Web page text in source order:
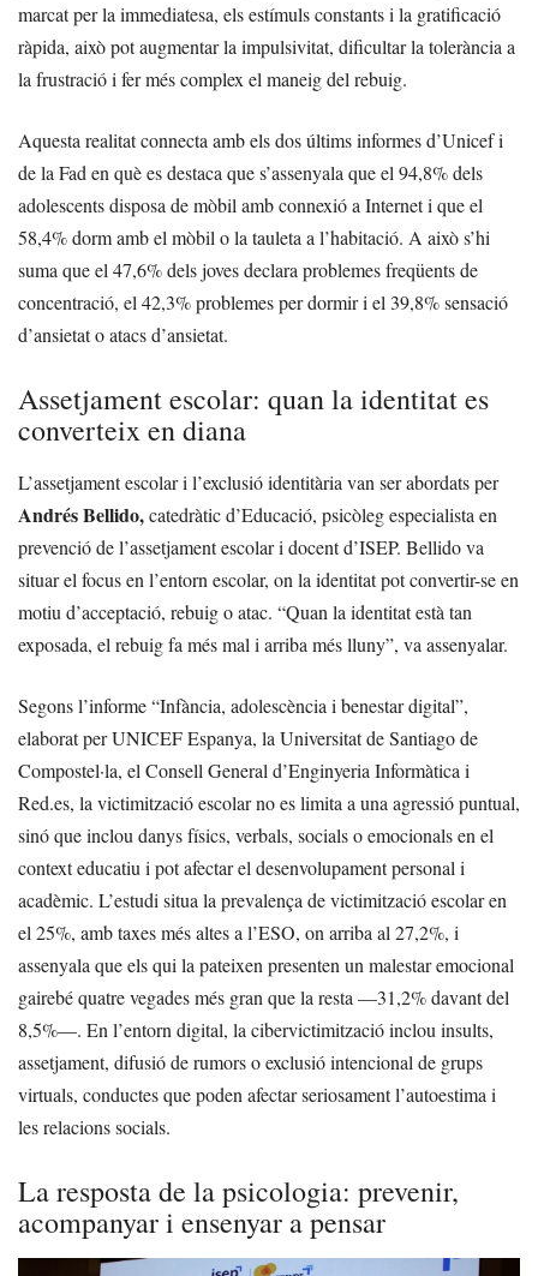
marcat per la immediatesa, els estímuls constants i la gratificació
ràpida, això pot augmentar la impulsivitat, dificultar la tolerància a
la frustració i fer més complex el maneig del rebuig.
Aquesta realitat connecta amb els dos últims informes d’Unicef i
de la Fad en què es destaca que s’assenyala que el 94,8% dels
adolescents disposa de mòbil amb connexió a Internet i que el
58,4% dorm amb el mòbil o la tauleta a l’habitació. A això s’hi
suma que el 47,6% dels joves declara problemes freqüents de
concentració, el 42,3% problemes per dormir i el 39,8% sensació
d’ansietat o atacs d’ansietat.
Assetjament escolar: quan la identitat es
converteix en diana
L’assetjament escolar i l’exclusió identitària van ser abordats per
Andrés Bellido,catedràtic d’Educació, psicòleg especialista en
prevenció de l’assetjament escolar i docent d’ISEP. Bellido va
situar el focus en l’entorn escolar, on la identitat pot convertir-se en
motiu d’acceptació, rebuig o atac. “Quan la identitat està tan
exposada, el rebuig fa més mal i arriba més lluny”, va assenyalar.
Segons l’informe “Infància, adolescència i benestar digital”,
elaborat per UNICEF Espanya, la Universitat de Santiago de
Compostel·la, el Consell General d’Enginyeria Informàtica i
Red.es, la victimització escolar no es limita a una agressió puntual,
sinó que inclou danys físics, verbals, socials o emocionals en el
context educatiu i pot afectar el desenvolupament personal i
acadèmic. L’estudi situa la prevalença de victimització escolar en
el 25%, amb taxes més altes a l’ESO, on arriba al 27,2%, i
assenyala que els qui la pateixen presenten un malestar emocional
gairebé quatre vegades més gran que la resta —31,2% davant del
8,5%—. En l’entorn digital, la cibervictimització inclou insults,
assetjament, difusió de rumors o exclusió intencional de grups
virtuals, conductes que poden afectar seriosament l’autoestima i
les relacions socials.
La resposta de la psicologia: prevenir,
acompanyar i ensenyar a pensar